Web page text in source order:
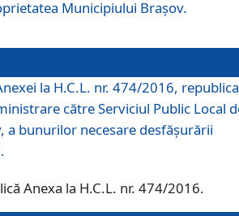
Municipiului Brașov.
la H.C.L. nr. 474/2016,
către Serviciul Public Local
a bunurilor necesare desfăşurării
Anexa la H.C.L. nr. 474/2016.